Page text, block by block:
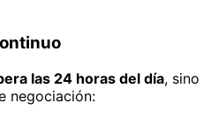
las 24 horas del día, sino
negociación: